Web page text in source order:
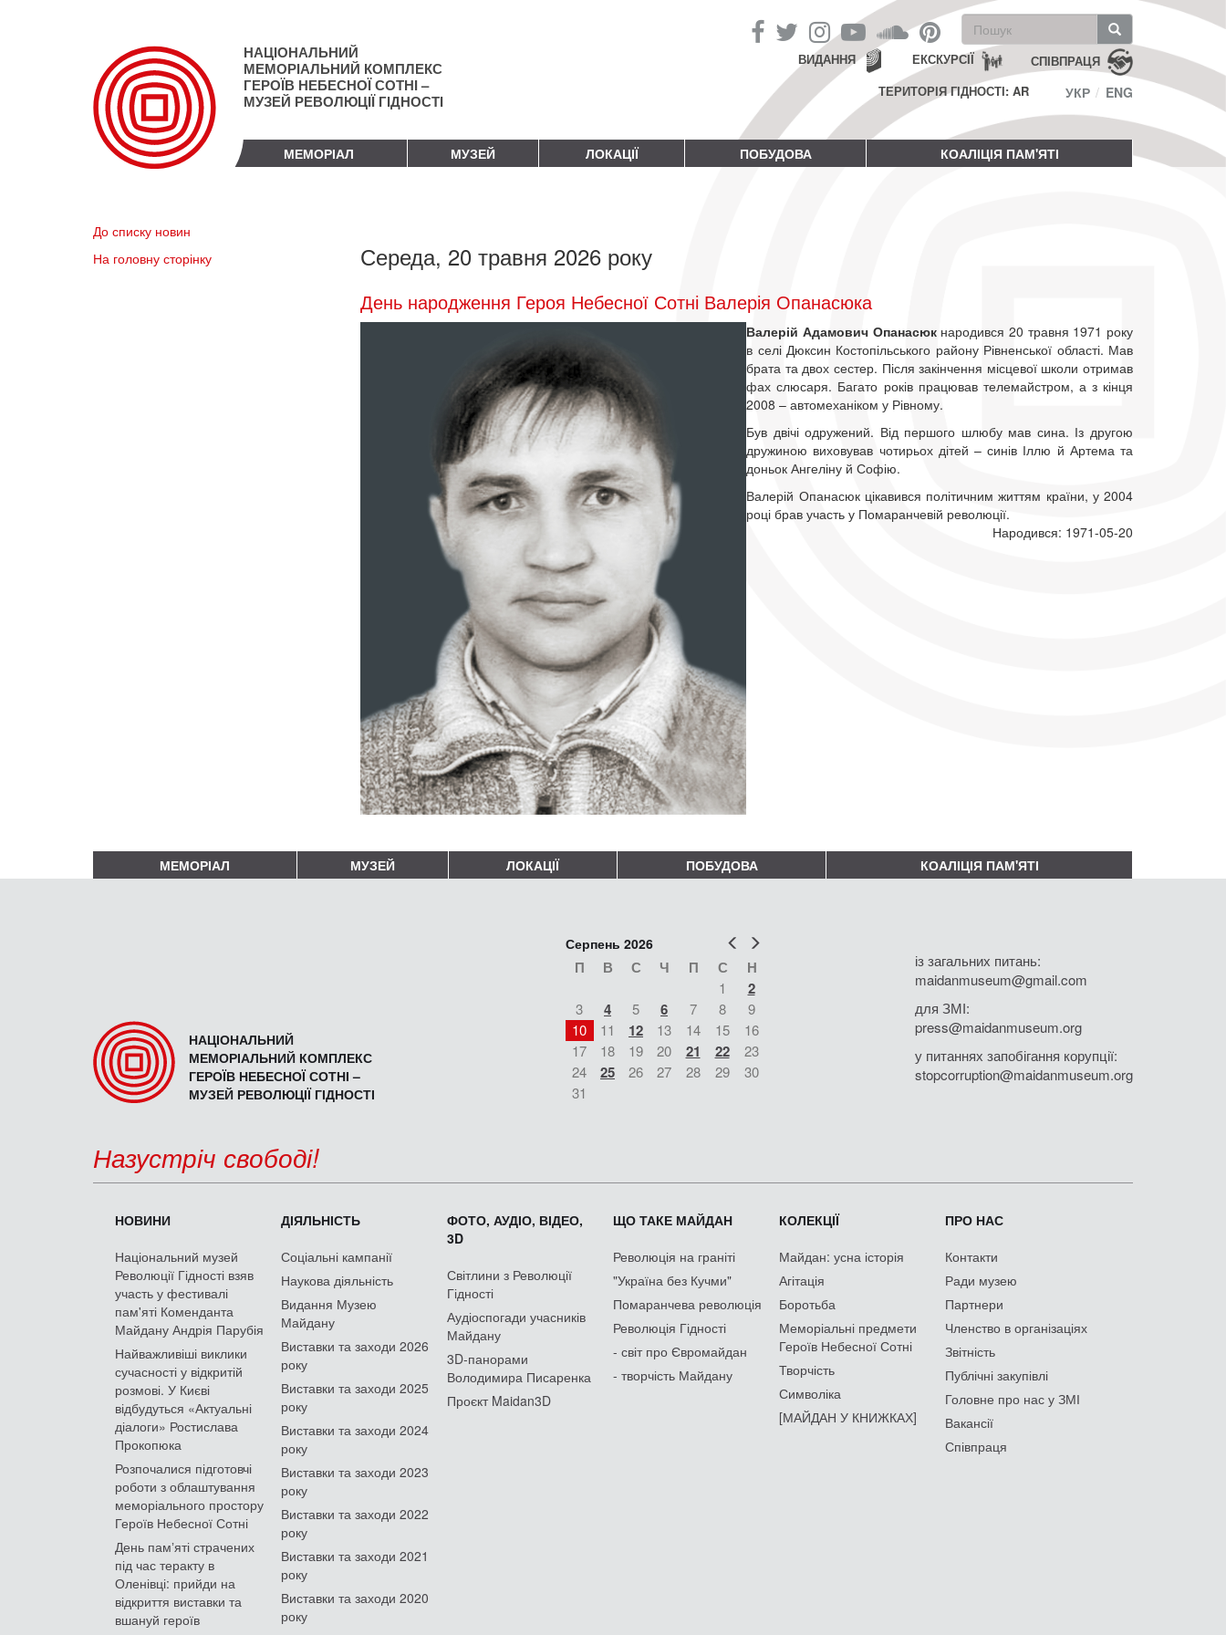
НАЦІОНАЛЬНИЙ
МЕМОРІАЛЬНИЙ КОМПЛЕКС
ГЕРОЇВ НЕБЕСНОЇ СОТНІ –
МУЗЕЙ РЕВОЛЮЦІЇ ГІДНОСТІ
Пошукова
форма
Пошук СПІВПРАЦЯ
ЕКСКУРСІЇ
ВИДАННЯ
ТЕРИТОРІЯ ГІДНОСТІ: AR
УКР ENG
МЕМОРІАЛ МУЗЕЙ ЛОКАЦІЇ ПОБУДОВА КОАЛІЦІЯ ПАМ'ЯТІ
До списку новин
На головну сторінку
Середа, 20 травня 2026 року
День народження Героя Небесної Сотні Валерія Опанасюка
Валерій Адамович Опанасюкнародився 20 травня 1971 року
в селі Дюксин Костопільського району Рівненської області. Мав
брата та двох сестер. Після закінчення місцевої школи отримав
фах слюсаря. Багато років працював телемайстром, а з кінця
2008 – автомеханіком у Рівному.
Був двічі одружений. Від першого шлюбу мав сина. Із другою
дружиною виховував чотирьох дітей – синів Іллю й Артема та
доньок Ангеліну й Софію.
Валерій Опанасюк цікавився політичним життям країни, у 2004
році брав участь у Помаранчевій революції.
Народився: 1971-05-20
МЕМОРІАЛ МУЗЕЙ ЛОКАЦІЇ ПОБУДОВА КОАЛІЦІЯ ПАМ'ЯТІ
НАЦІОНАЛЬНИЙ
МЕМОРІАЛЬНИЙ КОМПЛЕКС
ГЕРОЇВ НЕБЕСНОЇ СОТНІ –
МУЗЕЙ РЕВОЛЮЦІЇ ГІДНОСТІ
Попер
Серпень 2026
П В С Ч П С Н
1 2
3 4 5 6 7 8
9
10
11 12 13 14 15
16
17
18 19 20 21 22
23
24
25 26 27 28 29
30
31
із загальних питань:
maidanmuseum@gmail.com
для ЗМІ:
press@maidanmuseum.org
у питаннях запобігання корупції:
stopcorruption@maidanmuseum.org
Назустріч свободі!
НОВИНИ
Національний музей
Революції Гідності взяв
участь у фестивалі
пам'яті Коменданта
Майдану Андрія Парубія
Найважливіші виклики
сучасності у відкритій
розмові. У Києві
відбудуться «Актуальні
діалоги» Ростислава
Прокопюка
Розпочалися підготовчі
роботи з облаштування
меморіального простору
Героїв Небесної Сотні
День памʼяті страчених
під час теракту в
Оленівці: прийди на
відкриття виставки та
вшануй героїв
ДІЯЛЬНІСТЬ
Соціальні кампанії
Наукова діяльність
Видання Музею
Майдану
Виставки та заходи 2026
року
Виставки та заходи 2025
року
Виставки та заходи 2024
року
Виставки та заходи 2023
року
Виставки та заходи 2022
року
Виставки та заходи 2021
року
Виставки та заходи 2020
року
ФОТО, АУДІО, ВІДЕО,
3D
Світлини з Революції
Гідності
Аудіоспогади учасників
Майдану
3D-панорами
Володимира Писаренка
Проєкт Maidan3D
ЩО ТАКЕ МАЙДАН
Революція на граніті
"Україна без Кучми"
Помаранчева революція
Революція Гідності
- світ про Євромайдан
- творчість Майдану
КОЛЕКЦІЇ
Майдан: усна історія
Агітація
Боротьба
Меморіальні предмети
Героїв Небесної Сотні
Творчість
Символіка
[МАЙДАН У КНИЖКАХ]
ПРО НАС
Контакти
Ради музею
Партнери
Членство в організаціях
Звітність
Публічні закупівлі
Головне про нас у ЗМІ
Вакансії
Співпраця